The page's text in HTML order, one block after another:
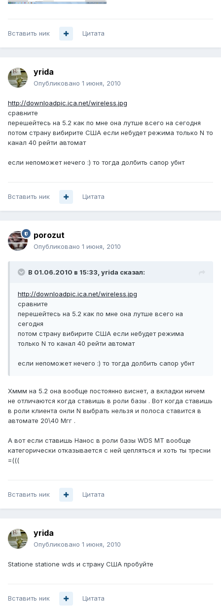
Вставить ник Цитата
yrida
Опубликовано 1 июня, 2010
http://downloadpic.ica.net/wireless.jpg
сравните
перешейтесь на 5.2 как по мне она лутше всего на сегодня
потом страну вибирите США если небудет режима только N то
канал 40 рейти автомат
если непоможет нечего :) то тогда долбить сапор убнт
Вставить ник Цитата
porozut
Опубликовано 1 июня, 2010
В 01.06.2010 в 15:33, yrida сказал:
http://downloadpic.ica.net/wireless.jpg
сравните
перешейтесь на 5.2 как по мне она лутше всего на
сегодня
потом страну вибирите США если небудет режима
только N то канал 40 рейти автомат
если непоможет нечего :) то тогда долбить сапор убнт
Хммм на 5.2 она вообще постоянно виснет, а вкладки ничем
не отличаются когда ставишь в роли базы . Вот когда ставишь
в роли клиента онли N выбрать нельзя и полоса ставится в
автомате 20\40 Мгг .
А вот если ставишь Нанос в роли базы WDS МТ вообще
категорически отказывается с ней цепляться и хоть ты тресни
=(((
Вставить ник Цитата
yrida
Опубликовано 1 июня, 2010
Statione statione wds и страну США пробуйте
Вставить ник Цитата